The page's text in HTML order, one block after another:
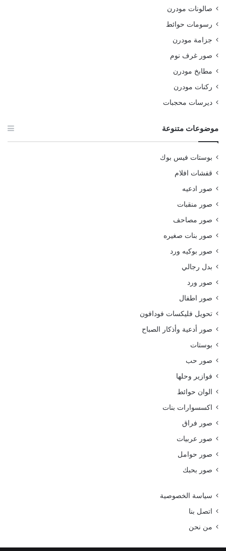
صالونات مودرن
رسومات حوائط
جزامة مودرن
صور غرف نوم
مطابخ مودرن
ركنات مودرن
ديرسات محجبات
موضوعات متنوعة
بوستات فيس بوك
قفشات افلام
صور ادعيه
صور منقبات
صور مصاحف
صور بنات صغيره
صور بوكيه ورد
بدل رجالي
صور ورد
صور اطفال
تحويل فليكسات فودافون
صور أدعية وأذكار الصباح
بوستات
صور حب
فوازير وحلها
الوان حوائط
اكسسوارات بنات
صور فراق
صور عربيات
صور حوامل
صور بحبك
سياسة الخصوصية
اتصل بنا
من نحن